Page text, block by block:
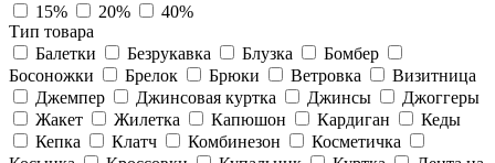
15%
20%
40%
Тип товара
Балетки
Безрукавка Блузка
Бомбер
Босоножки
Брелок Брюки Ветровка
Визитница
Джемпер
Джинсовая куртка Джинсы
Джоггеры
Жакет
Жилетка Капюшон Кардиган
Кеды
Кепка
Клатч Комбинезон
Косметичка